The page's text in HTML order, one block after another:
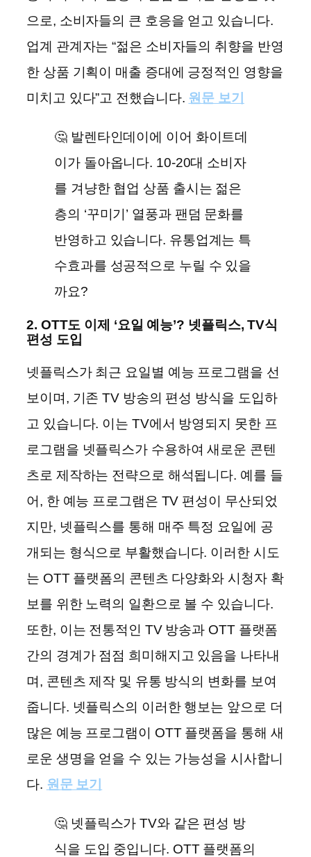
으로, 소비자들의 큰 호응을 얻고 있습니다.
업계 관계자는 “젊은 소비자들의 취향을 반영
한 상품 기획이 매출 증대에 긍정적인 영향을
미치고 있다”고 전했습니다. 원문 보기
🤔 발렌타인데이에 이어 화이트데
이가 돌아옵니다. 10-20대 소비자
를 겨냥한 협업 상품 출시는 젊은
층의 ‘꾸미기’ 열풍과 팬덤 문화를
반영하고 있습니다. 유통업계는 특
수효과를 성공적으로 누릴 수 있을
까요?
2. OTT도 이제 ‘요일 예능’? 넷플릭스, TV식
편성 도입
넷플릭스가 최근 요일별 예능 프로그램을 선
보이며, 기존 TV 방송의 편성 방식을 도입하
고 있습니다. 이는 TV에서 방영되지 못한 프
로그램을 넷플릭스가 수용하여 새로운 콘텐
츠로 제작하는 전략으로 해석됩니다. 예를 들
어, 한 예능 프로그램은 TV 편성이 무산되었
지만, 넷플릭스를 통해 매주 특정 요일에 공
개되는 형식으로 부활했습니다. 이러한 시도
는 OTT 플랫폼의 콘텐츠 다양화와 시청자 확
보를 위한 노력의 일환으로 볼 수 있습니다.
또한, 이는 전통적인 TV 방송과 OTT 플랫폼
간의 경계가 점점 희미해지고 있음을 나타내
며, 콘텐츠 제작 및 유통 방식의 변화를 보여
줍니다. 넷플릭스의 이러한 행보는 앞으로 더
많은 예능 프로그램이 OTT 플랫폼을 통해 새
로운 생명을 얻을 수 있는 가능성을 시사합니
다. 원문 보기
🤔 넷플릭스가 TV와 같은 편성 방
식을 도입 중입니다. OTT 플랫폼의